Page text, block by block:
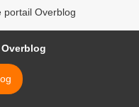
portail Overblog